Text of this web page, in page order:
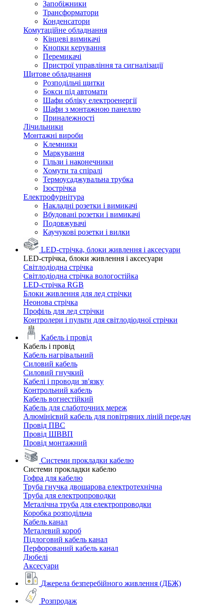
Запобіжники
Трансформатори
Конденсатори
Комутаційне обладнання
Кінцеві вимикачі
Кнопки керування
Перемикачі
Пристрої управління та сигналізації
Щитове обладнання
Розподільчі щитки
Бокси під автомати
Шафи обліку електроенергії
Шафи з монтажною панеллю
Приналежності
Лічильники
Монтажні вироби
Клемники
Маркування
Гільзи і наконечники
Хомути та спіралі
Термоусаджувальна трубка
Ізострічка
Електрофурнітура
Накладні розетки і вимикачі
Вбудовані розетки і вимикачі
Подовжувачі
Каучукові розетки і вилки
LED-стрічка, блоки живлення і аксесуари
LED-стрічка, блоки живлення і аксесуари
Світлодіодна стрічка
Світлодіодна стрічка вологостійка
LED-стрічка RGB
Блоки живлення для лед стрічки
Неонова стрічка
Профіль для лед стрічки
Контролери і пульти для світлодіодної стрічки
Кабель і провід
Кабель і провід
Кабель нагрівальний
Силовий кабель
Силовий гнучкий
Кабелі і проводи зв'язку
Контрольний кабель
Кабель вогнестійкий
Кабель для слаботочних мереж
Алюмінієвий кабель для повітряних ліній передач
Провід ПВС
Провід ШВВП
Провід монтажний
Системи прокладки кабелю
Системи прокладки кабелю
Гофра для кабелю
Труба гнучка двошарова електротехнічна
Труба для електропроводки
Металічна труба для електропроводки
Коробка розподільча
Кабель канал
Металевий короб
Підлоговий кабель канал
Перфорований кабель канал
Дюбелі
Аксесуари
Джерела безперебійного живлення (ДБЖ)
Розпродаж